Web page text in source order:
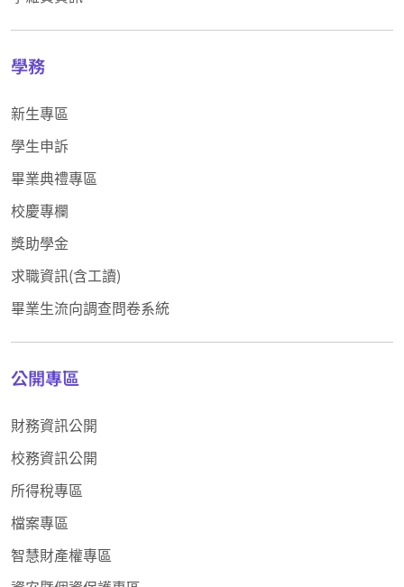
學務
新生專區
學生申訴
畢業典禮專區
校慶專欄
獎助學金
求職資訊(含工讀)
畢業生流向調查問卷系統
公開專區
財務資訊公開
校務資訊公開
所得稅專區
檔案專區
智慧財產權專區